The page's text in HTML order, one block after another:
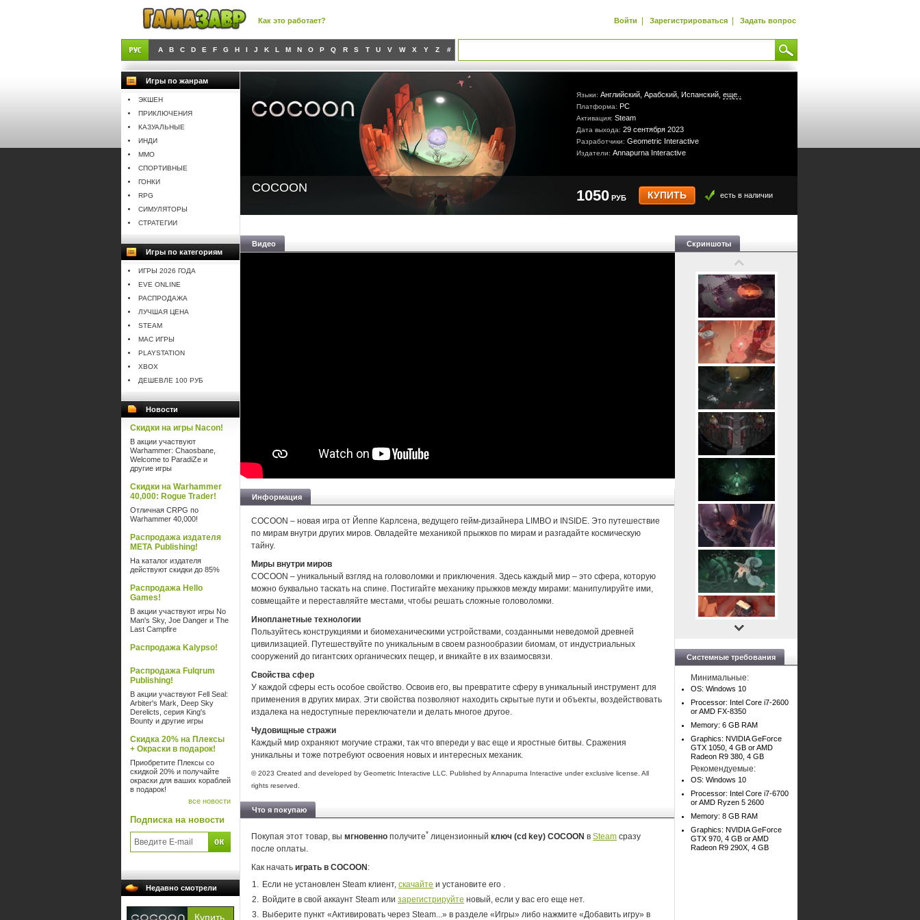
Как это работает? Войти | Зарегистрироваться | Задать вопрос
A B C D E F G H I J K L M N O P Q R S T U V W X Y Z #
Игры по жанрам
ЭКШЕН
ПРИКЛЮЧЕНИЯ
КАЗУАЛЬНЫЕ
ИНДИ
MMO
СПОРТИВНЫЕ
ГОНКИ
RPG
СИМУЛЯТОРЫ
СТРАТЕГИИ
Игры по категориям
ИГРЫ 2026 ГОДА
EVE ONLINE
РАСПРОДАЖА
ЛУЧШАЯ ЦЕНА
STEAM
MAC ИГРЫ
PLAYSTATION
XBOX
ДЕШЕВЛЕ 100 РУБ
Новости
Скидки на игры Nacon!
В акции участвуют
Warhammer: Chaosbane,
Welcome to ParadiZe и
другие игры
Скидки на Warhammer
40,000: Rogue Trader!
Отличная CRPG по
Warhammer 40,000!
Распродажа издателя
META Publishing!
На каталог издателя
действуют скидки до 85%
Распродажа Hello
Games!
В акции участвуют игры No
Man's Sky, Joe Danger и The
Last Campfire
Распродажа Kalypso!
Распродажа Fulqrum
Publishing!
В акции участвуют Fell Seal:
Arbiter's Mark, Deep Sky
Derelicts, серия King's
Bounty и другие игры
Скидка 20% на Плексы
+ Окраски в подарок!
Приобретите Плексы со
скидкой 20% и получайте
окраски для ваших кораблей
в подарок!
все новости
Подписка на новости
Недавно смотрели
Языки: Английский, Арабский, Испанский, еще..
Платформа: PC
Активация: Steam
Дата выхода: 29 сентября 2023
Разработчики: Geometric Interactive
Издатели: Annapurna Interactive
COCOON 1050 РУБ КУПИТЬ есть в наличии
Видео
Информация
COCOON – новая игра от Йеппе Карлсена, ведущего гейм-дизайнера LIMBO и INSIDE. Это путешествие
по мирам внутри других миров. Овладейте механикой прыжков по мирам и разгадайте космическую
тайну.
Миры внутри миров
COCOON – уникальный взгляд на головоломки и приключения. Здесь каждый мир – это сфера, которую
можно буквально таскать на спине. Постигайте механику прыжков между мирами: манипулируйте ими,
совмещайте и переставляйте местами, чтобы решать сложные головоломки.
Инопланетные технологии
Пользуйтесь конструкциями и биомеханическими устройствами, созданными неведомой древней
цивилизацией. Путешествуйте по уникальным в своем разнообразии биомам, от индустриальных
сооружений до гигантских органических пещер, и вникайте в их взаимосвязи.
Свойства сфер
У каждой сферы есть особое свойство. Освоив его, вы превратите сферу в уникальный инструмент для
применения в других мирах. Эти свойства позволяют находить скрытые пути и объекты, воздействовать
издалека на недоступные переключатели и делать многое другое.
Чудовищные стражи
Каждый мир охраняют могучие стражи, так что впереди у вас еще и яростные битвы. Сражения
уникальны и тоже потребуют освоения новых и интересных механик.
© 2023 Created and developed by Geometric Interactive LLC. Published by Annapurna Interactive under exclusive license. All
rights reserved.
Что я покупаю
Покупая этот товар, вы мгновенно получите* лицензионный ключ (cd key) COCOON в Steam сразу
после оплаты.
Как начать играть в COCOON :
Если не установлен Steam клиент, скачайте и установите его .
Войдите в свой аккаунт Steam или зарегистрируйте новый, если у вас его еще нет.
Выберите пункт «Активировать через Steam...» в разделе «Игры» либо нажмите «Добавить игру» в
Скриншоты
Системные требования
Минимальные:
OS: Windows 10
Processor: Intel Core i7-2600
or AMD FX-8350
Memory: 6 GB RAM
Graphics: NVIDIA GeForce
GTX 1050, 4 GB or AMD
Radeon R9 380, 4 GB
Рекомендуемые:
OS: Windows 10
Processor: Intel Core i7-6700
or AMD Ryzen 5 2600
Memory: 8 GB RAM
Graphics: NVIDIA GeForce
GTX 970, 4 GB or AMD
Radeon R9 290X, 4 GB